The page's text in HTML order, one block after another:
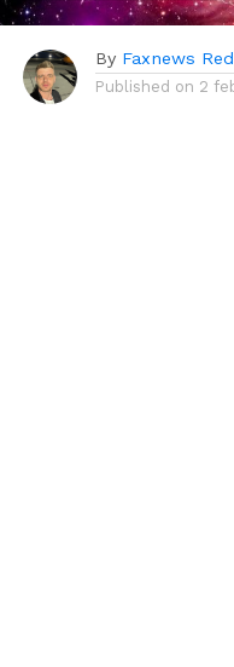
By Faxnews
Published on 2